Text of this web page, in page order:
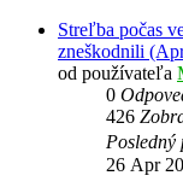
Streľba počas
zneškodnili
od používateľa
0
426
Posledný
26 Apr